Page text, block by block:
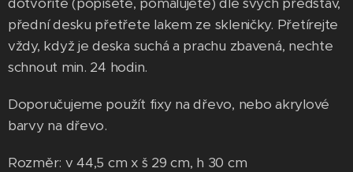
přední desku přetřete lakem ze skleničky. Přetírejte
vždy, když je deska suchá a prachu zbavená, nechte
schnout min. 24 hodin.
Doporučujeme použít fixy na dřevo, nebo akrylové
barvy na dřevo.
Rozměr: v 44,5 cm x š 29 cm, h 30 cm